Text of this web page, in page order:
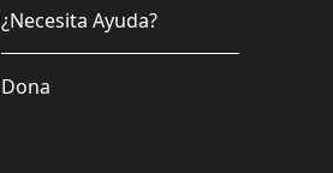
¿Necesita Ayuda?
Dona